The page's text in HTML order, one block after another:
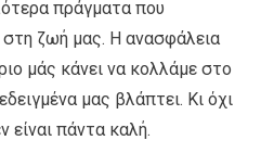
πράγματα που
ζωή μας. Η ανασφάλεια
μάς κάνει να κολλάμε στο
μας βλάπτει. Κι όχι
είναι πάντα καλή.